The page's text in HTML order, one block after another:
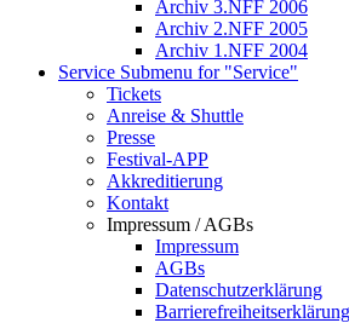
Archiv 3.NFF 2006
Archiv 2.NFF 2005
Archiv 1.NFF 2004
Service Submenu for "Service"
Tickets
Anreise & Shuttle
Presse
Festival-APP
Akkreditierung
Kontakt
Impressum / AGBs
Impressum
AGBs
Datenschutzerklärung
Barrierefreiheitserklärung